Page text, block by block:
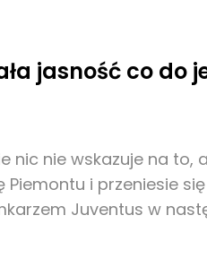
jasność co do
nic nie wskazuje na to,
i przeniesie
Juventus w